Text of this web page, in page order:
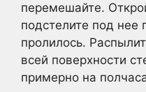
перемешайте.
подстелите под нее
пролилось.
всей поверхности
примерно на